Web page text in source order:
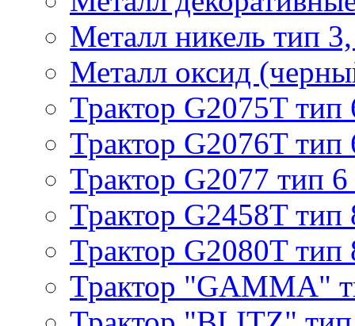
Металл никель тип
Металл оксид
Трактор G2075T тип
Трактор G2076T тип
Трактор G2077 тип 6
Трактор G2458T тип
Трактор G2080T тип
Трактор "GAMMA"